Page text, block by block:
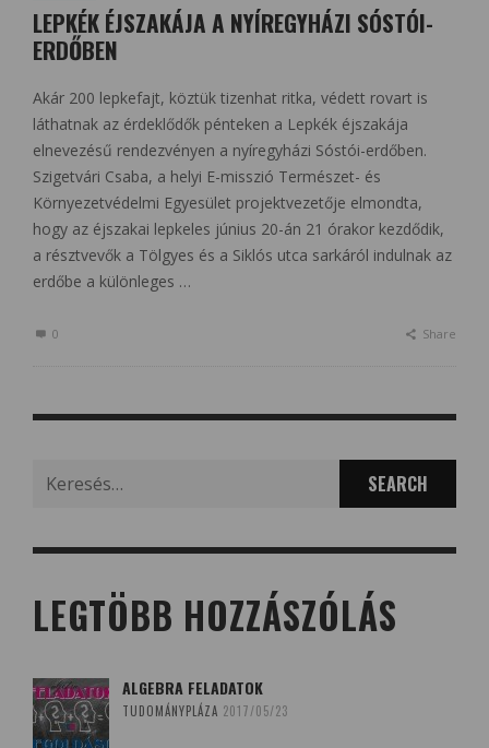
LEPKÉK ÉJSZAKÁJA A NYÍREGYHÁZI SÓSTÓI-
ERDŐBEN
Akár 200 lepkefajt, köztük tizenhat ritka, védett rovart is
láthatnak az érdeklődők pénteken a Lepkék éjszakája
elnevezésű rendezvényen a nyíregyházi Sóstói-erdőben.
Szigetvári Csaba, a helyi E-misszió Természet- és
Környezetvédelmi Egyesület projektvezetője elmondta,
hogy az éjszakai lepkeles június 20-án 21 órakor kezdődik,
a résztvevők a Tölgyes és a Siklós utca sarkáról indulnak az
erdőbe a különleges …
0 Share
LEGTÖBB HOZZÁSZÓLÁS
ALGEBRA FELADATOK
TUDOMÁNYPLÁZA 2017/05/23